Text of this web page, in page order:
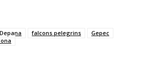
Depana falcons pelegrins
Gepec